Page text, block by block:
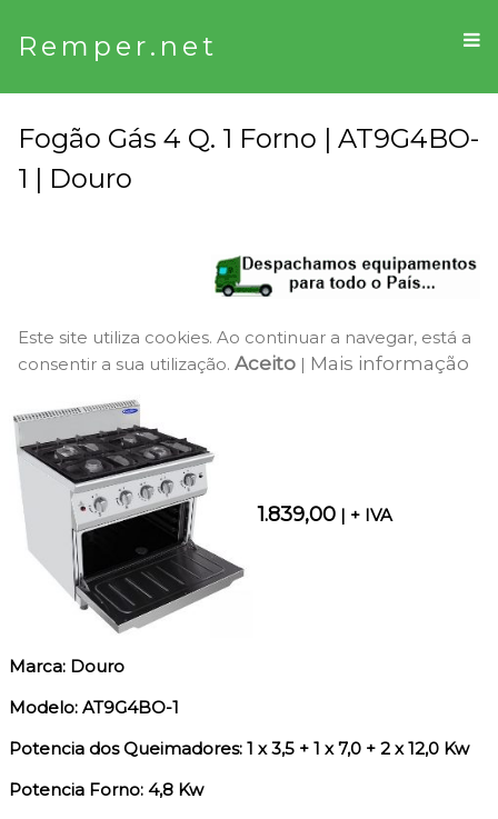
Remper.net
Fogão Gás 4 Q. 1 Forno | AT9G4BO-
1 | Douro
Este site utiliza cookies. Ao continuar a navegar, está a
consentir a sua utilização. Aceito | Mais informação
1.839,00 | + IVA
Marca: Douro
Modelo: AT9G4BO-1
Potencia dos Queimadores: 1 x 3,5 + 1 x 7,0 + 2 x 12,0 Kw
Potencia Forno: 4,8 Kw